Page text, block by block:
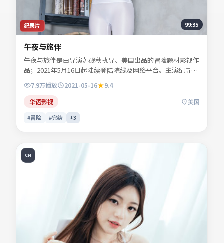
纪录片 99:35
午夜与旅伴
午夜与旅伴是由导演苏砚秋执导、美国出品的冒险题材影视作
品；2021年5月16日起陆续登陆院线及网络平台。主演纪寻
舟、宋慕青、白清让、景行止等共同诠释一段充满转折的人物
命运。影片关注人与人之间微弱的信任与误会，镜头贴近生活
肌理。适合检索「冒险电影」「美国影片」「2021年上映」
等关键词的观众收藏。
7.9万播放 2021-05-16
9.4
华语影视
美国
#冒险 #完结 +3
CN